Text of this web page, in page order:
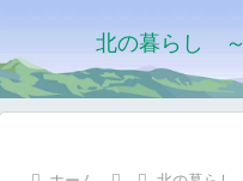
北の暮らし ～